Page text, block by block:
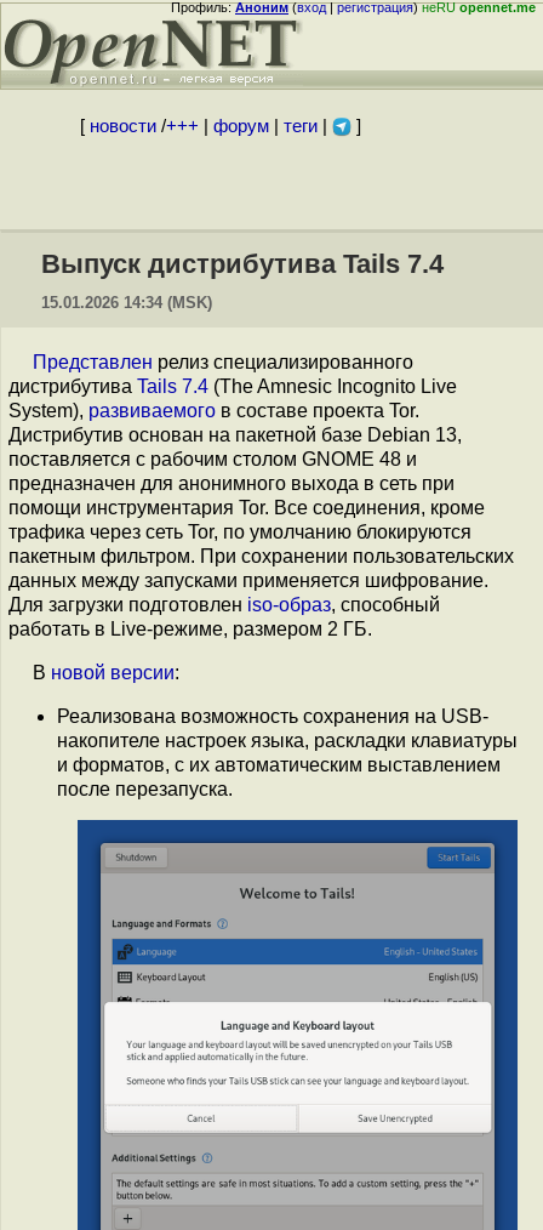
Профиль:Аноним(вход|регистрация)неRUopennet.me
[ новости/+++ форум| теги| ]
Выпуск дистрибутива Tails 7.4
15.01.2026 14:34 (MSK)
Представлен релиз специализированного
дистрибутива Tails 7.4 (The Amnesic Incognito Live
System), развиваемого в составе проекта Tor.
Дистрибутив основан на пакетной базе Debian 13,
поставляется с рабочим столом GNOME 48 и
предназначен для анонимного выхода в сеть при
помощи инструментария Tor. Все соединения, кроме
трафика через сеть Tor, по умолчанию блокируются
пакетным фильтром. При сохранении пользовательских
данных между запусками применяется шифрование.
Для загрузки подготовлен iso-образ, способный
работать в Live-режиме, размером 2 ГБ.
В новой версии:
Реализована возможность сохранения на USB-
накопителе настроек языка, раскладки клавиатуры
и форматов, с их автоматическим выставлением
после перезапуска.